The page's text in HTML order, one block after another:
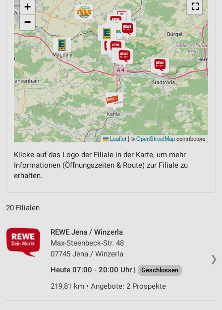
⛶
+
−
Leaflet | ©OpenStreetMapcontributors
Klicke auf das Logo der Filiale in der Karte, um mehr
Informationen (Öffnungszeiten & Route) zur Filiale zu
erhalten.
20 Filialen
❯
REWE Jena / Winzerla
Max-Steenbeck-Str. 48
07745 Jena / Winzerla
Heute 07:00 - 20:00 Uhr |
Geschlossen
219,81 km • Angebote: 2 Prospekte